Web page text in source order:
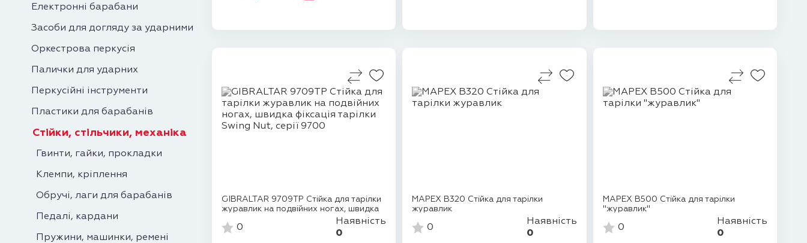
Електронні барабани
Засоби для догляду за ударними
Оркестрова перкусія
Палички для ударних
Перкусійні інструменти
Пластики для барабанів
Стійки, стільчики, механіка
Гвинти, гайки, прокладки
Клемпи, кріплення
Обручі, лаги для барабанів
Педалі, кардани
Пружини, машинки, ремені
GIBRALTAR 9709TP Стійка для тарілки
журавлик на подвійних ногах, швидка
0
Наявність
0
MAPEX B320 Стійка для тарілки
журавлик
0
Наявність
0
MAPEX B500 Стійка для тарілки
"журавлик"
0
Наявність
0